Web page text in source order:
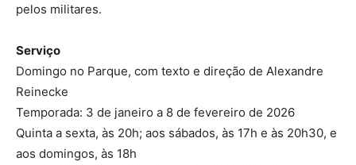
pelos militares.
Serviço
Domingo no Parque, com texto e direção de Alexandre
Reinecke
Temporada: 3 de janeiro a 8 de fevereiro de 2026
Quinta a sexta, às 20h; aos sábados, às 17h e às 20h30, e
aos domingos, às 18h